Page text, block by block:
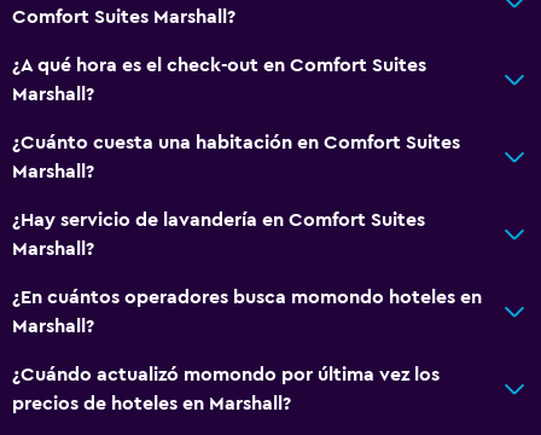
Comfort Suites Marshall?
¿A qué hora es el check-out en Comfort Suites
Marshall?
¿Cuánto cuesta una habitación en Comfort Suites
Marshall?
¿Hay servicio de lavandería en Comfort Suites
Marshall?
¿En cuántos operadores busca momondo hoteles en
Marshall?
¿Cuándo actualizó momondo por última vez los
precios de hoteles en Marshall?